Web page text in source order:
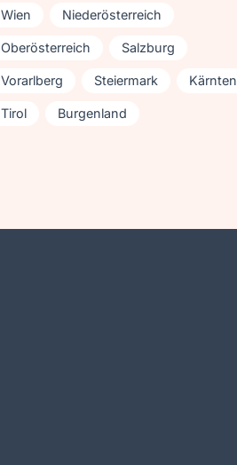
Wien Niederösterreich
Oberösterreich Salzburg
Vorarlberg Steiermark Kärnten
Tirol Burgenland